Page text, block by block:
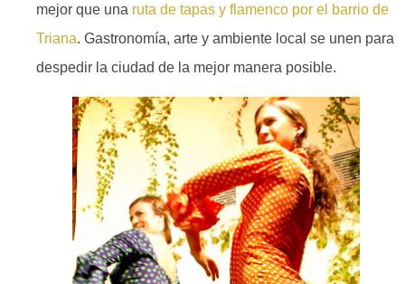
mejor que una ruta de tapas y flamenco por el barrio de
Triana. Gastronomía, arte y ambiente local se unen para
despedir la ciudad de la mejor manera posible.